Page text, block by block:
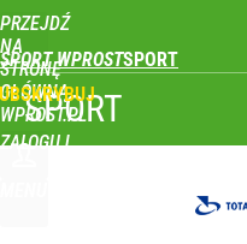
PRZEJDŹ
NA
STRONĘ
GŁÓWNĄ
WPROST.PL
SPORT WPROST
ZALOGUJ
SPORT